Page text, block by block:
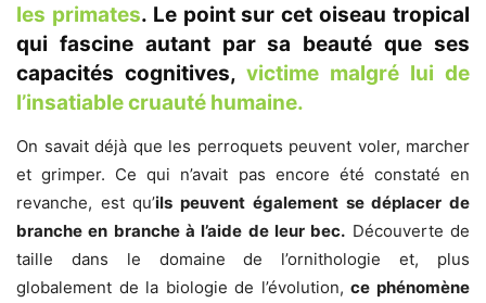
les primates. Le point sur cet oiseau tropical
qui fascine autant par sa beauté que ses
capacités cognitives, victime malgré lui de
l’insatiable cruauté humaine.
On savait déjà que les perroquets peuvent voler, marcher
et grimper. Ce qui n’avait pas encore été constaté en
revanche, est qu’ils peuvent également se déplacer de
branche en branche à l’aide de leur bec. Découverte de
taille dans le domaine de l’ornithologie et, plus
globalement de la biologie de l’évolution,ce phénomène